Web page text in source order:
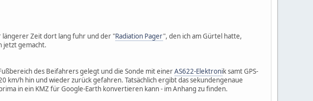
längerer Zeit dort lang fuhr und der "Radiation Pager", den ich am Gürtel hatte,
jetzt gemacht.
des Beifahrers gelegt und die Sonde mit einerAS622-Elektronik samt GPS-
km/h hin und wieder zurück gefahren. Tatsächlich ergibt das sekundengenaue
in ein KMZ für Google-Earth konvertieren kann - im Anhang zu finden.